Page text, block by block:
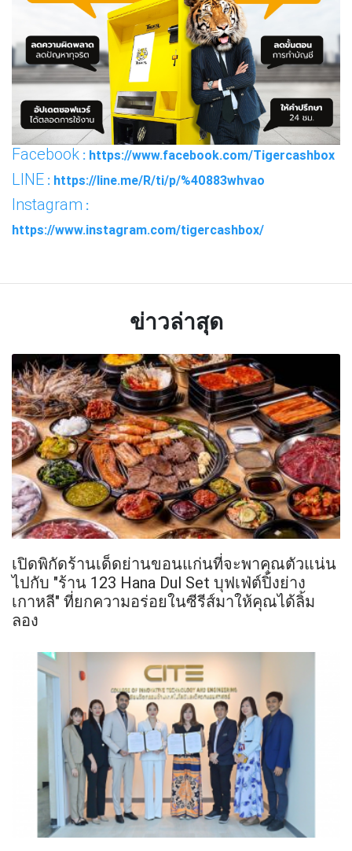
Facebook : https://www.facebook.com/Tigercashbox
LINE : https://line.me/R/ti/p/%40883whvao
Instagram :
https://www.instagram.com/tigercashbox/
ข่าวล่าสุด
เปิดพิกัดร้านเด็ดย่านขอนแก่นที่จะพาคุณตัวแน่น
ไปกับ "ร้าน 123 Hana Dul Set บุฟเฟ่ต์ปิ้งย่าง
เกาหลี" ที่ยกความอร่อยในซีรีส์มาให้คุณได้ลิ้ม
ลอง